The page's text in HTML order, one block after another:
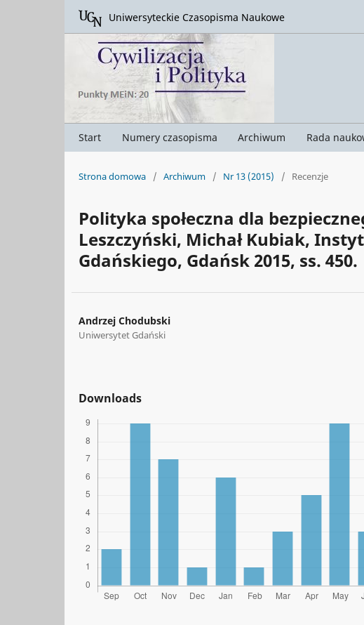
Start Numery czasopisma Archiwum Rada
Uniwersyteckie Czasopisma Naukowe
Strona domowa / Archiwum / Nr 13 (2015) / Recenzje
Polityka społeczna dla
Leszczyński, Michał Kubiak,
Gdańskiego, Gdańsk 2015, ss. 450.
Andrzej Chodubski
Uniwersytet Gdański
Downloads